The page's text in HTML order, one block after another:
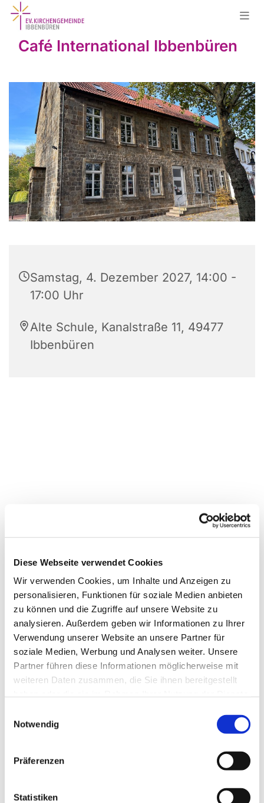
Diese Webseite verwendet Cookies
Wir verwenden Cookies, um Inhalte und Anzeigen zu
personalisieren, Funktionen für soziale Medien anbieten
zu können und die Zugriffe auf unsere Website zu
analysieren. Außerdem geben wir Informationen zu Ihrer
Verwendung unserer Website an unsere Partner für
soziale Medien, Werbung und Analysen weiter. Unsere
Partner führen diese Informationen möglicherweise mit
weiteren Daten zusammen, die Sie ihnen bereitgestellt
Notwendig
Präferenzen
Statistiken
Café International Ibbenbüren
Samstag, 4. Dezember 2027, 14:00 -
17:00 Uhr
Alte Schule, Kanalstraße 11, 49477
Ibbenbüren
Dies könnte Sie auch
interessieren